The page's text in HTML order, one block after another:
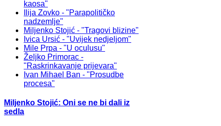
kaosa"
Ilija Zovko - "Parapolitičko
nadzemlje"
Miljenko Stojić - "Tragovi blizine"
Ivica Ursić - "Uvijek nedjeljom"
Mile Prpa - "U oculusu"
Željko Primorac -
"Raskrinkavanje prijevara"
Ivan Mihael Ban - "Prosudbe
procesa"
Miljenko Stojić: Oni se ne bi dali iz
sedla